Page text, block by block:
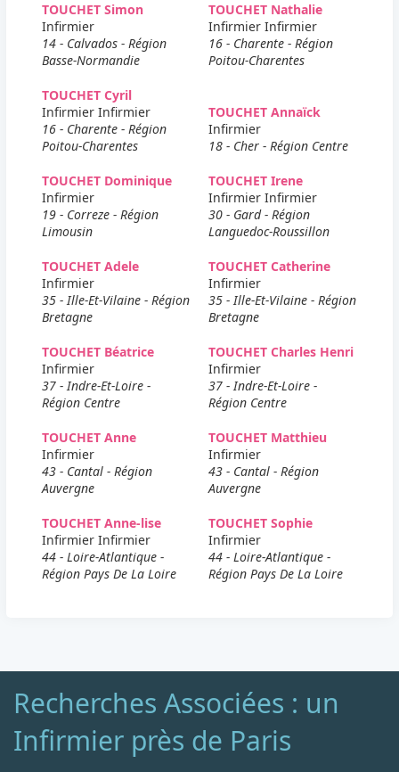
TOUCHET Simon
Infirmier
14 - Calvados - Région
Basse-Normandie
TOUCHET Nathalie
Infirmier Infirmier
16 - Charente - Région
Poitou-Charentes
TOUCHET Cyril
Infirmier Infirmier
16 - Charente - Région
Poitou-Charentes
TOUCHET Annaïck
Infirmier
18 - Cher - Région Centre
TOUCHET Dominique
Infirmier
19 - Correze - Région
Limousin
TOUCHET Irene
Infirmier Infirmier
30 - Gard - Région
Languedoc-Roussillon
TOUCHET Adele
Infirmier
35 - Ille-Et-Vilaine - Région
Bretagne
TOUCHET Catherine
Infirmier
35 - Ille-Et-Vilaine - Région
Bretagne
TOUCHET Béatrice
Infirmier
37 - Indre-Et-Loire -
Région Centre
TOUCHET Charles Henri
Infirmier
37 - Indre-Et-Loire -
Région Centre
TOUCHET Anne
Infirmier
43 - Cantal - Région
Auvergne
TOUCHET Matthieu
Infirmier
43 - Cantal - Région
Auvergne
TOUCHET Anne-lise
Infirmier Infirmier
44 - Loire-Atlantique -
Région Pays De La Loire
TOUCHET Sophie
Infirmier
44 - Loire-Atlantique -
Région Pays De La Loire
Recherches Associées : un
Infirmier près de Paris